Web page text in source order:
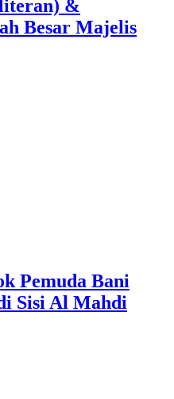
&
Besar Majelis
Pemuda Bani
Sisi Al Mahdi